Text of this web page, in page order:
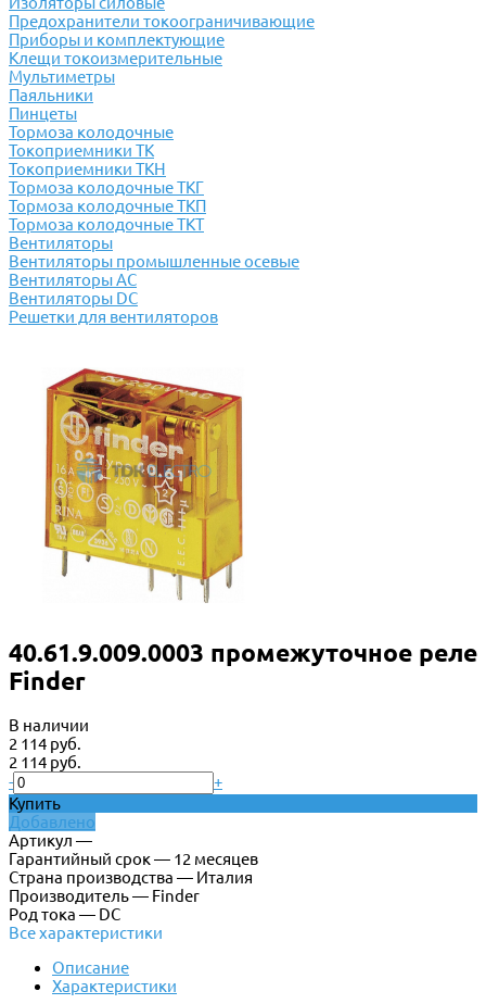
Предохранители токоограничивающие
Приборы и комплектующие
Клещи токоизмерительные
Мультиметры
Паяльники
Пинцеты
Тормоза колодочные
Токоприемники ТК
Токоприемники ТКН
Тормоза колодочные ТКГ
Тормоза колодочные ТКП
Тормоза колодочные ТКТ
Вентиляторы
Вентиляторы промышленные осевые
Вентиляторы АС
Вентиляторы DC
Решетки для вентиляторов
40.61.9.009.0003 промежуточное реле
Finder
В наличии
2 114 руб.
2 114 руб.
-
+
Купить
Добавлено
Артикул —
Гарантийный срок — 12 месяцев
Страна производства — Италия
Производитель — Finder
Род тока — DC
Все характеристики
Описание
Характеристики